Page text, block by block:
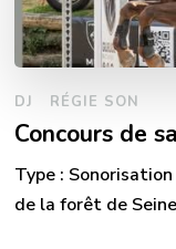
DJ RÉGIE SON
Concours de
Type :
de la forêt de